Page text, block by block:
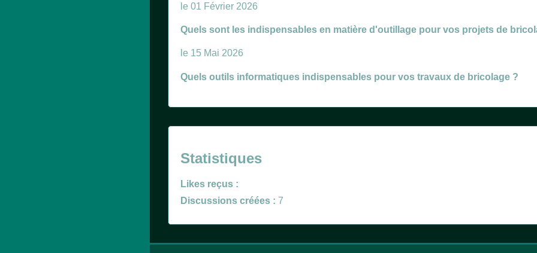
le 01 Février 2026
Quels sont les indispensables en matière d'outillage pour vos projets de
le 15 Mai 2026
Quels outils informatiques indispensables pour vos travaux de bricolage ?
Statistiques
Likes reçus :
Discussions créées : 7